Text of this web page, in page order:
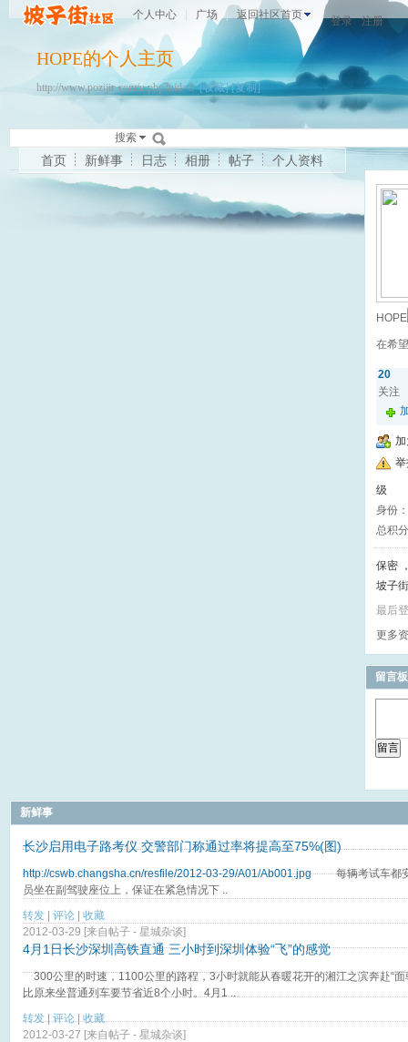
个人中心 广场 返回社区首页 登录 注册
HOPE的个人主页
http://www.pozijie.com/u.php?uid=3[收藏] [复制]
搜索
首页 新鲜事 日志 相册 帖子 个人资料
HOPE
在希
20
关注
级
身份：
总积
保密
坡子街
最后
更多
留言板
留言
新鲜事
长沙启用电子路考仪 交警部门称通过率将提高至75%(图)
http://cswb.changsha.cn/resfile/2012-03-29/A01/Ab001.jpg每辆考试车都安
员坐在副驾驶座位上，保证在紧急情况下 ..
转发 | 评论 | 收藏
2012-03-29 [来自帖子 - 星城杂谈]
4月1日长沙深圳高铁直通 三小时到深圳体验“飞”的感觉
300公里的时速，1100公里的路程，3小时就能从春暖花开的湘江之滨奔赴“面
比原来坐普通列车要节省近8个小时。4月1 ..
转发|评论|收藏
2012-03-27 [来自帖子 - 星城杂谈]